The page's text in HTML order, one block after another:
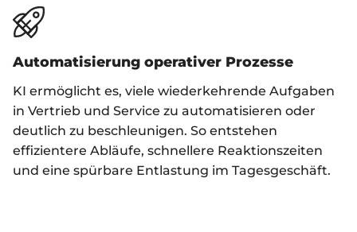
Automatisierung operativer Prozesse
KI ermöglicht es, viele wiederkehrende Aufgaben
in Vertrieb und Service zu automatisieren oder
deutlich zu beschleunigen. So entstehen
effizientere Abläufe, schnellere Reaktionszeiten
und eine spürbare Entlastung im Tagesgeschäft.